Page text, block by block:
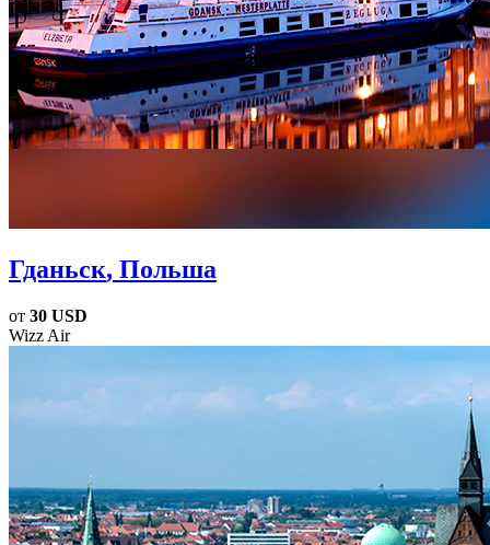
Гданьск, Польша
от 30 USD
Wizz Air